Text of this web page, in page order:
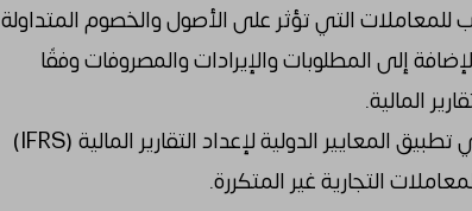
للمعاملات التي تؤثر على الأصول والخصوم المتداولة
إلى المطلوبات والإيرادات والمصروفات وفقًا
المالية.
تطبيق الحكم المهني في تطبيق المعايير الدولية لإعداد التقارير المالية (IFRS)
التجارية غير المتكررة.